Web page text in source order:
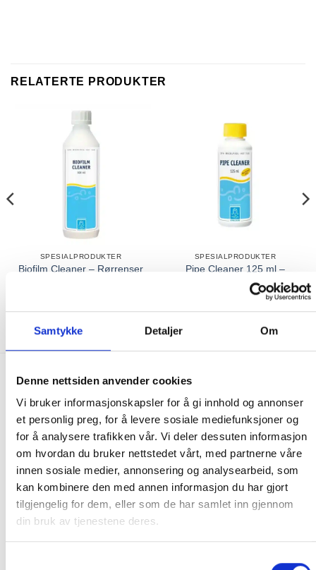
Samtykke Detaljer Om
Denne nettsiden anvender cookies
Vi bruker informasjonskapsler for å gi innhold og annonser
et personlig preg, for å levere sosiale mediefunksjoner og
for å analysere trafikken vår. Vi deler dessuten informasjon
om hvordan du bruker nettstedet vårt, med partnerne våre
innen sosiale medier, annonsering og analysearbeid, som
kan kombinere den med annen informasjon du har gjort
tilgjengelig for dem, eller som de har samlet inn gjennom
din bruk av tjenestene deres.
RELATERTE PRODUKTER
SPESIALPRODUKTER
Biofilm Cleaner – Rørrenser
SPESIALPRODUKTER
Pipe Cleaner 125 ml –
SpaCare
kr
FRAKT PÅ ORDRE 0-1499 kroner:
Pakke til hentested. Velg enten Postnord eller Bring i
handlekurven/checkout. Prisen avhenger av vekt eller volumvekt
på pakken.
Produkter som kan knuses eller skades via. transport sendes ikke.
Kjølevarer sendes heller ikke.
Levering på nærmeste post i butikk.
pakken enten for tung, eller varen har fått frakten fjernet pga.